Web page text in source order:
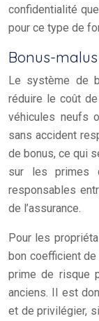
confidentialité
pour ce type de
Bonus-
Le système de
réduire le coût de
véhicules neufs
sans accident
de bonus, ce qui
sur les primes
responsables
de l’assurance.
Pour les
bon coefficient
prime de risque
anciens. Il est
et de privilégier,